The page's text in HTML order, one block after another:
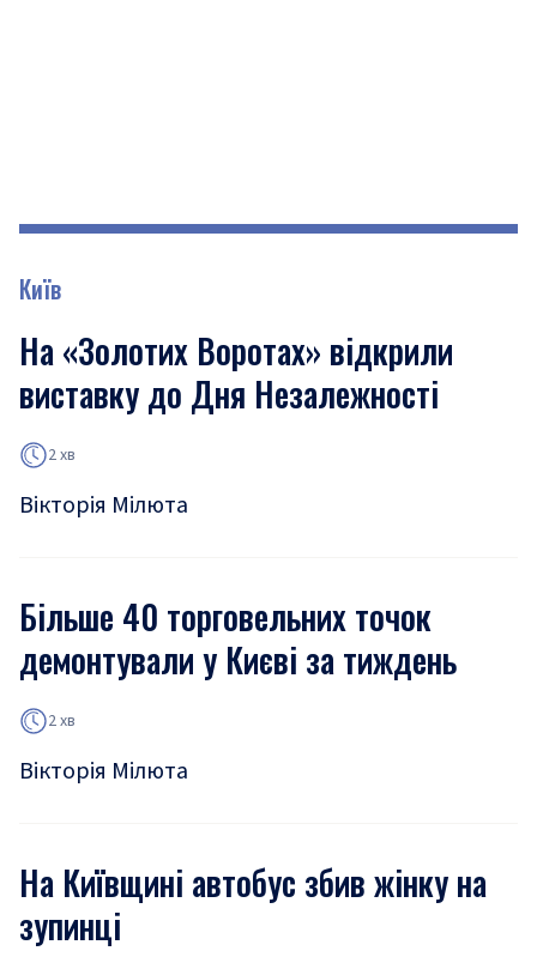
Київ
На «Золотих Воротах» відкрили
виставку до Дня Незалежності
2 хв
Вікторія Мілюта
Більше 40 торговельних точок
демонтували у Києві за тиждень
2 хв
Вікторія Мілюта
На Київщині автобус збив жінку на
зупинці